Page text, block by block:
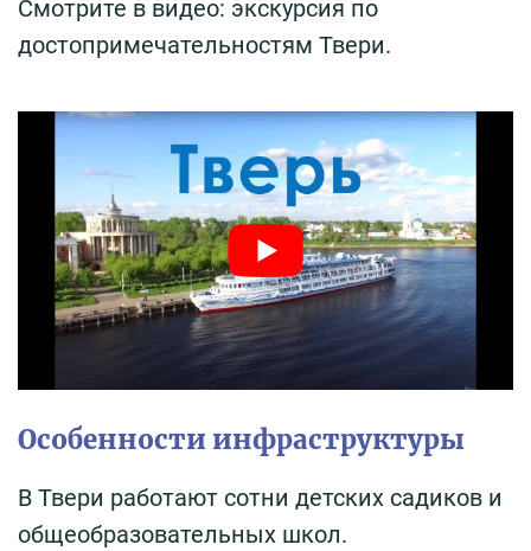
Смотрите в видео: экскурсия по
достопримечательностям Твери.
Особенности инфраструктуры
В Твери работают сотни детских садиков и
общеобразовательных школ.